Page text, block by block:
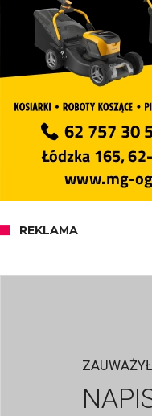
REKLAMA